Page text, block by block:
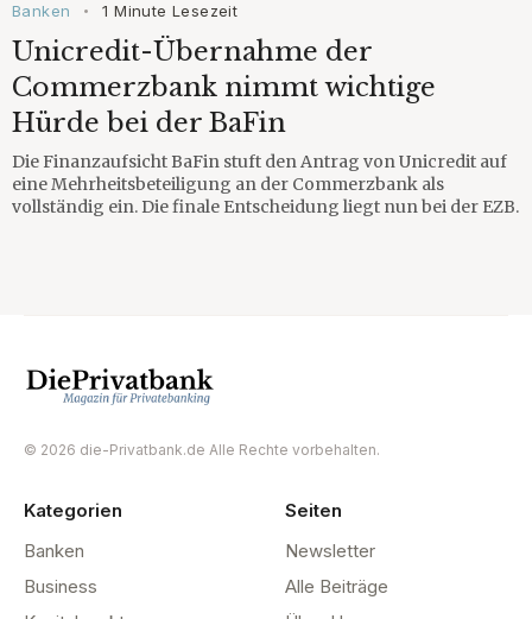
Banken • 1 Minute Lesezeit
Unicredit-Übernahme der
Commerzbank nimmt wichtige
Hürde bei der BaFin
Die Finanzaufsicht BaFin stuft den Antrag von Unicredit auf
eine Mehrheitsbeteiligung an der Commerzbank als
vollständig ein. Die finale Entscheidung liegt nun bei der EZB.
© 2026 die-Privatbank.de Alle Rechte vorbehalten.
Kategorien
Banken
Business
Seiten
Newsletter
Alle Beiträge